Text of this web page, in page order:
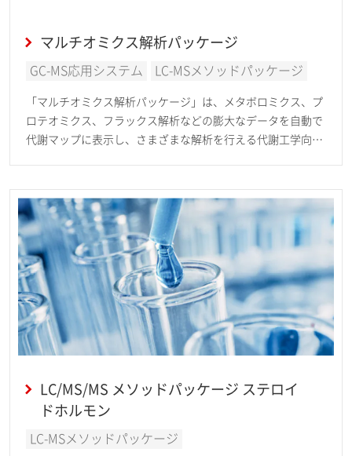
マルチオミクス解析パッケージ
GC-MS応用システム LC-MSメソッドパッケージ
「マルチオミクス解析パッケージ」は、メタボロミクス、プ
ロテオミクス、フラックス解析などの膨大なデータを自動で
代謝マップに表示し、さまざまな解析を行える代謝工学向け
LC/MS/MS メソッドパッケージ ステロイ
ドホルモン
LC-MSメソッドパッケージ